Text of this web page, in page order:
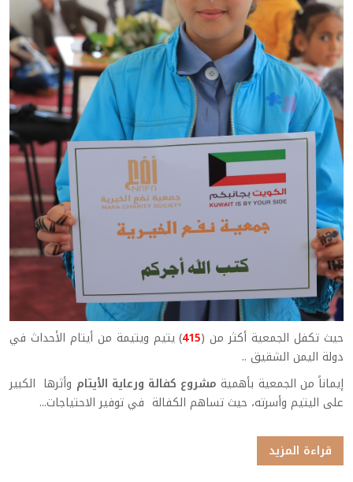
حيث تكفل الجمعية أكثر من (415) يتيم ويتيمة من أيتام الأحداث في
دولة اليمن الشقيق ..
إيماناً من الجمعية بأهمية مشروع كفالة ورعاية الأيتام وأثرها الكبير
على اليتيم وأسرته، حيث تساهم الكفالة في توفير الاحتياجات...
قراءة المزيد